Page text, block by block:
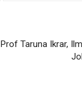
Prof Taruna Ikrar,